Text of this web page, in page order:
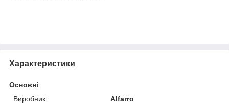
Характеристики
Основні
Виробник
Alfarro